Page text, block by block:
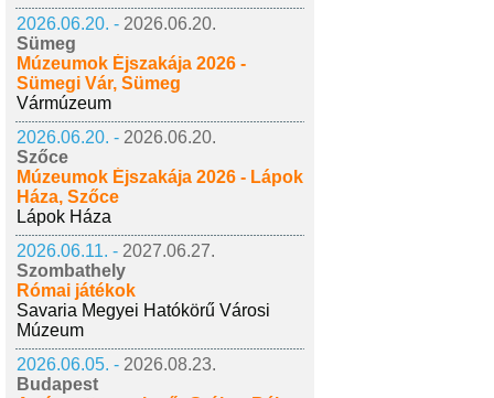
2026.06.20. - 2026.06.20.
Sümeg
Múzeumok Éjszakája 2026 -
Sümegi Vár, Sümeg
Vármúzeum
2026.06.20. - 2026.06.20.
Szőce
Múzeumok Éjszakája 2026 - Lápok
Háza, Szőce
Lápok Háza
2026.06.11. - 2027.06.27.
Szombathely
Római játékok
Savaria Megyei Hatókörű Városi
Múzeum
2026.06.05. - 2026.08.23.
Budapest